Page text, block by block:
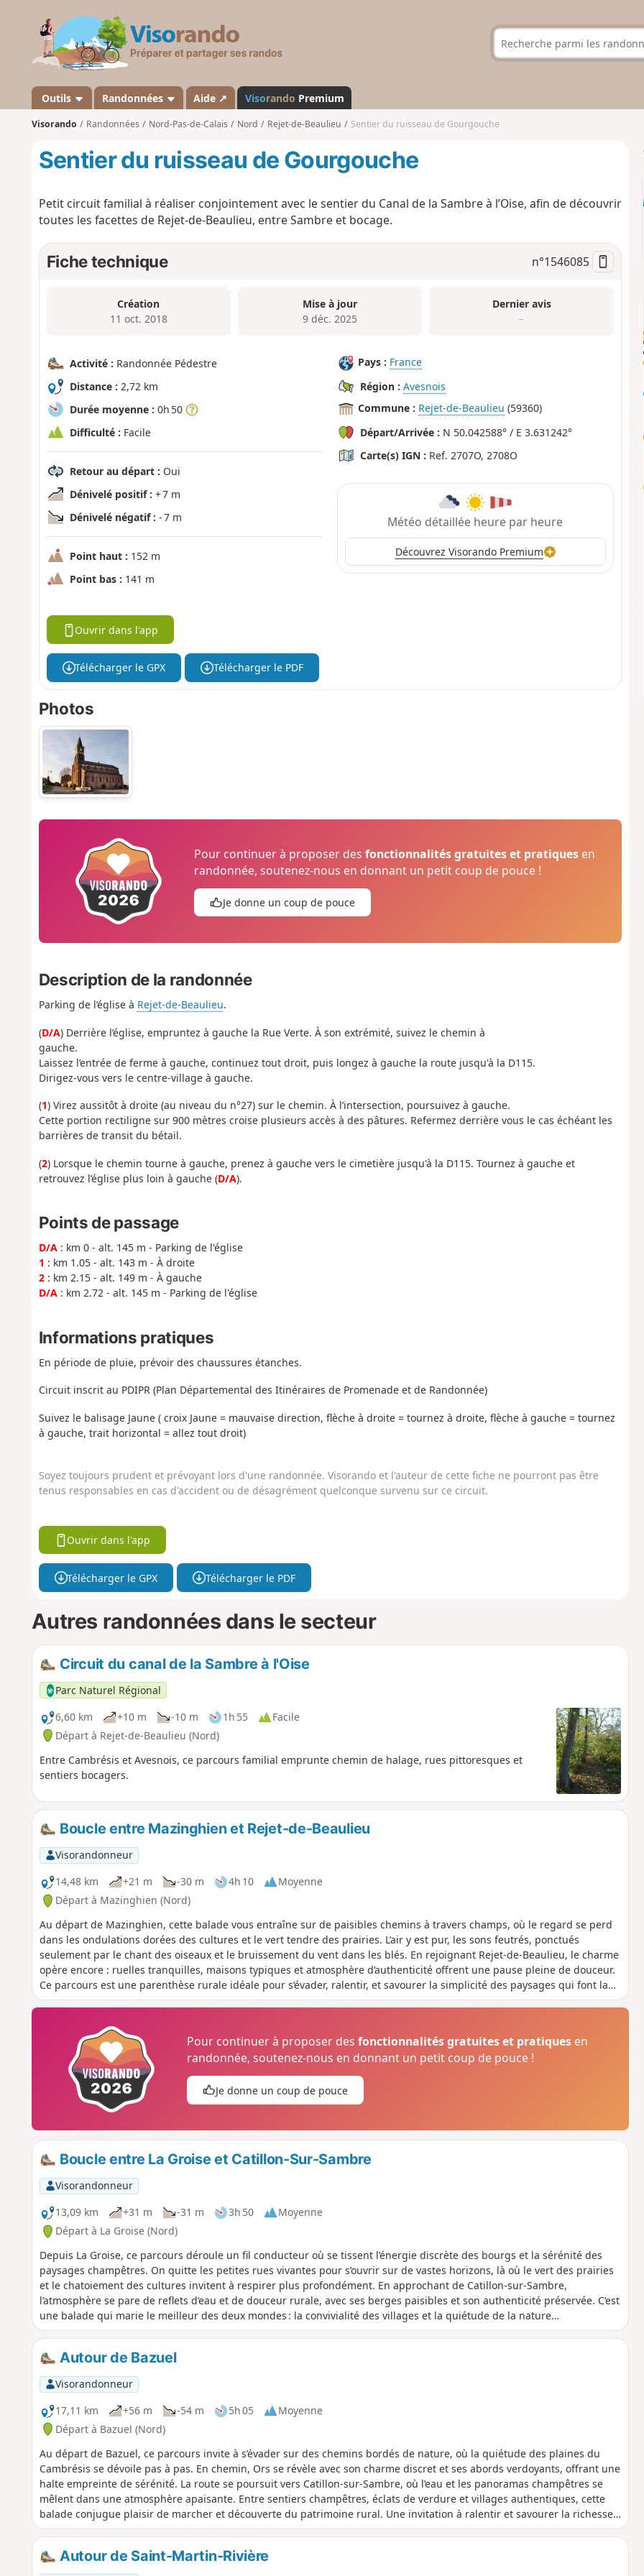
s
a
n
d
Outils Randonnées Aide ↗ Visorando Premium
Visorando Randonnées Nord-Pas-de-Calais Nord Rejet-de-Beaulieu Sentier du ruisseau de Gourgouche
Sentier du ruisseau de Gourgouche
Petit circuit familial à réaliser conjointement avec le sentier du Canal de la Sambre à l’Oise, afin de découvrir
toutes les facettes de Rejet-de-Beaulieu, entre Sambre et bocage.
Fiche technique n°1546085
Création
11 oct. 2018
Mise à jour
9 déc. 2025
Dernier avis
–
Activité : Randonnée Pédestre
Distance : 2,72 km
Durée moyenne : 0h 50
Difficulté : Facile
Retour au départ : Oui
Dénivelé positif : + 7 m
Dénivelé négatif : - 7 m
Point haut : 152 m
Point bas : 141 m
Pays : France
Région : Avesnois
Commune : Rejet-de-Beaulieu (59360)
Départ/Arrivée : N 50.042588° / E 3.631242°
Carte(s) IGN : Ref. 2707O, 2708O
Météo détaillée heure par heure
Découvrez Visorando Premium
Ouvrir dans l'app
Télécharger le GPX Télécharger le PDF
Photos
Pour continuer à proposer desfonctionnalités gratuites et pratiques en
randonnée, soutenez-nous en donnant un petit coup de pouce !
Je donne un coup de pouce
Description de la randonnée
Parking de l’église à Rejet-de-Beaulieu.
(D/A) Derrière l’église, empruntez à gauche la Rue Verte. À son extrémité, suivez le chemin à
gauche.
Laissez l’entrée de ferme à gauche, continuez tout droit, puis longez à gauche la route jusqu'à la D115.
Dirigez-vous vers le centre-village à gauche.
(1) Virez aussitôt à droite (au niveau du n°27) sur le chemin. À l’intersection, poursuivez à gauche.
Cette portion rectiligne sur 900 mètres croise plusieurs accès à des pâtures. Refermez derrière vous le cas échéant les
barrières de transit du bétail.
(2) Lorsque le chemin tourne à gauche, prenez à gauche vers le cimetière jusqu'à la D115. Tournez à gauche et
retrouvez l’église plus loin à gauche (D/A).
Points de passage
D/A: km 0 - alt. 145 m - Parking de l'église
1 : km 1.05 - alt. 143 m - À droite
2: km 2.15 - alt. 149 m - À gauche
D/A: km 2.72 - alt. 145 m - Parking de l'église
Informations pratiques
En période de pluie, prévoir des chaussures étanches.
Circuit inscrit au PDIPR (Plan Départemental des Itinéraires de Promenade et de Randonnée)
Suivez le balisage Jaune ( croix Jaune = mauvaise direction, flèche à droite = tournez à droite, flèche à gauche = tournez
à gauche, trait horizontal = allez tout droit)
Soyez toujours prudent et prévoyant lors d'une randonnée. Visorando et l'auteur de cette fiche ne pourront pas être
tenus responsables en cas d'accident ou de désagrément quelconque survenu sur ce circuit.
Ouvrir dans l'app
Télécharger le GPX Télécharger le PDF
Autres randonnées dans le secteur
Circuit du canal de la Sambre à l'Oise
Parc Naturel Régional
6,60 km
+10 m -10 m 1h 55
Facile
Départ à Rejet-de-Beaulieu (Nord)
Entre Cambrésis et Avesnois, ce parcours familial emprunte chemin de halage, rues pittoresques et
sentiers bocagers.
Boucle entre Mazinghien et Rejet-de-Beaulieu
Visorandonneur
14,48 km
+21 m -30 m 4h 10
Moyenne
Départ à Mazinghien (Nord)
Au départ de Mazinghien, cette balade vous entraîne sur de paisibles chemins à travers champs, où le regard se perd
dans les ondulations dorées des cultures et le vert tendre des prairies. L’air y est pur, les sons feutrés, ponctués
seulement par le chant des oiseaux et le bruissement du vent dans les blés. En rejoignant Rejet-de-Beaulieu, le charme
opère encore : ruelles tranquilles, maisons typiques et atmosphère d’authenticité offrent une pause pleine de douceur.
Ce parcours est une parenthèse rurale idéale pour s’évader, ralentir, et savourer la simplicité des paysages qui font la
richesse du Haut-Cambrésis.
Pour continuer à proposer desfonctionnalités gratuites et pratiques en
randonnée, soutenez-nous en donnant un petit coup de pouce !
Je donne un coup de pouce
Boucle entre La Groise et Catillon-Sur-Sambre
Visorandonneur
13,09 km
+31 m -31 m 3h 50
Moyenne
Départ à La Groise (Nord)
Depuis La Groise, ce parcours déroule un fil conducteur où se tissent l’énergie discrète des bourgs et la sérénité des
paysages champêtres. On quitte les petites rues vivantes pour s’ouvrir sur de vastes horizons, là où le vert des prairies
et le chatoiement des cultures invitent à respirer plus profondément. En approchant de Catillon-sur-Sambre,
l’atmosphère se pare de reflets d’eau et de douceur rurale, avec ses berges paisibles et son authenticité préservée. C’est
une balade qui marie le meilleur des deux mondes : la convivialité des villages et la quiétude de la nature
environnante.
Autour de Bazuel
Visorandonneur
17,11 km
+56 m -54 m 5h 05
Moyenne
Départ à Bazuel (Nord)
Au départ de Bazuel, ce parcours invite à s’évader sur des chemins bordés de nature, où la quiétude des plaines du
Cambrésis se dévoile pas à pas. En chemin, Ors se révèle avec son charme discret et ses abords verdoyants, offrant une
halte empreinte de sérénité. La route se poursuit vers Catillon-sur-Sambre, où l’eau et les panoramas champêtres se
mêlent dans une atmosphère apaisante. Entre sentiers champêtres, éclats de verdure et villages authentiques, cette
balade conjugue plaisir de marcher et découverte du patrimoine rural. Une invitation à ralentir et savourer la richesse
simple de la campagne.
Autour de Saint-Martin-Rivière